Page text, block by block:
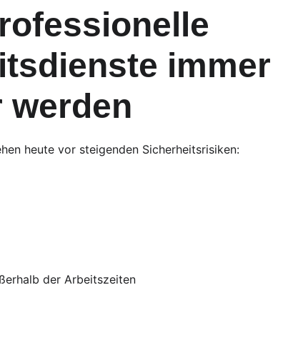
immer
heute vor steigenden Sicherheitsrisiken:
der Arbeitszeiten